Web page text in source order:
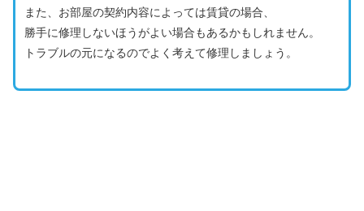
また、お部屋の契約内容によっては賃貸の場合、
勝手に修理しないほうがよい場合もあるかもしれません。
トラブルの元になるのでよく考えて修理しましょう。